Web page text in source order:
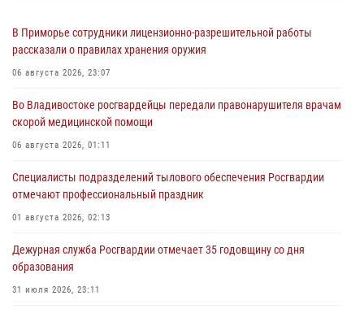
В Приморье сотрудники лицензионно-разрешительной работы
рассказали о правилах хранения оружия
06 августа 2026, 23:07
Во Владивостоке росгвардейцы передали правонарушителя врачам
скорой медицинской помощи
06 августа 2026, 01:11
Специалисты подразделений тылового обеспечения Росгвардии
отмечают профессиональный праздник
01 августа 2026, 02:13
Дежурная служба Росгвардии отмечает 35 годовщину со дня
образования
31 июля 2026, 23:11